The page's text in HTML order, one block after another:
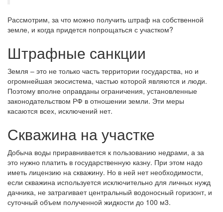
Рассмотрим, за что можно получить штраф на собственной
земле, и когда придется попрощаться с участком?
Штрафные санкции
Земля – это не только часть территории государства, но и
огромнейшая экосистема, частью которой являются и люди.
Поэтому вполне оправданы ограничения, установленные
законодательством РФ в отношении земли. Эти меры
касаются всех, исключений нет.
Скважина на участке
Добыча воды приравнивается к пользованию недрами, а за
это нужно платить в государственную казну. При этом надо
иметь лицензию на скважину. Но в ней нет необходимости,
если скважина используется исключительно для личных нужд
дачника, не затрагивает центральный водоносный горизонт, и
суточный объем полученной жидкости до 100 м3.